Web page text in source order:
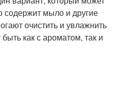
содержит мыло и другие
очистить и увлажнить
как с ароматом, так и